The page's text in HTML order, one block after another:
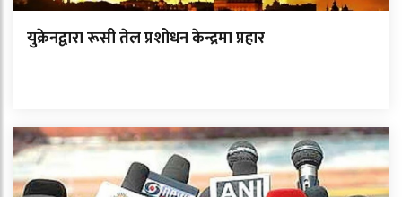
युक्रेनद्वारा रूसी तेल प्रशोधन केन्द्रमा प्रहार